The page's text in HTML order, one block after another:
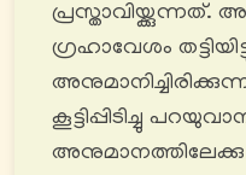
ഗ്രഹാവേശം
കൂട്ടിപ്പിടിച്ചു
അനുമാനത്തിലേക്കു